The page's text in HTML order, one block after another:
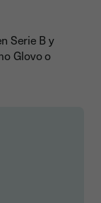
Serie B y
Glovo o